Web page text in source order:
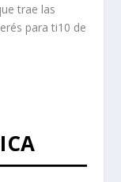
trae las
para ti10 de